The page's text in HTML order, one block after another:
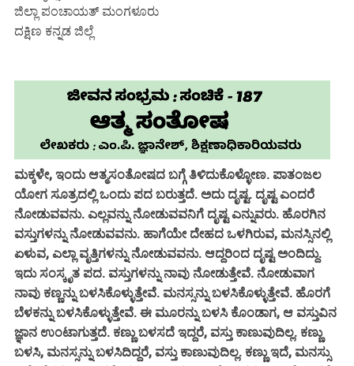
ಜಿಲ್ಲಾ ಪಂಚಾಯತ್ ಮಂಗಳೂರು
ದಕ್ಷಿಣ ಕನ್ನಡ ಜಿಲ್ಲೆ
ಮಕ್ಕಳೇ, ಇಂದು ಆತ್ಮಸಂತೋಷದ ಬಗ್ಗೆ ತಿಳಿದುಕೊಳ್ಳೋಣ. ಪಾತಂಜಲ
ಯೋಗ ಸೂತ್ರದಲ್ಲಿ ಒಂದು ಪದ ಬರುತ್ತದೆ. ಅದು ದೃಷ್ಟ. ದೃಷ್ಟ ಎಂದರೆ
ನೋಡುವವನು. ಎಲ್ಲವನ್ನು ನೋಡುವವನಿಗೆ ದೃಷ್ಟ ಎನ್ನುವರು. ಹೊರಗಿನ
ವಸ್ತುಗಳನ್ನು ನೋಡುವವನು. ಹಾಗೆಯೇ ದೇಹದ ಒಳಗಿರುವ, ಮನಸ್ಸಿನಲ್ಲಿ
ಏಳುವ, ಎಲ್ಲಾ ವೃತ್ತಿಗಳನ್ನು ನೋಡುವವನು. ಆದ್ದರಿಂದ ದೃಷ್ಟ ಅಂದಿದ್ದು.
ಇದು ಸಂಸ್ಕೃತ ಪದ. ವಸ್ತುಗಳನ್ನು ನಾವು ನೋಡುತ್ತೇವೆ. ನೋಡುವಾಗ
ನಾವು ಕಣ್ಣನ್ನು ಬಳಸಿಕೊಳ್ಳುತ್ತೇವೆ. ಮನಸ್ಸನ್ನು ಬಳಸಿಕೊಳ್ಳುತ್ತೇವೆ. ಹೊರಗೆ
ಬೆಳಕನ್ನು ಬಳಸಿಕೊಳ್ಳುತ್ತೇವೆ. ಈ ಮೂರನ್ನು ಬಳಸಿ ಕೊಂಡಾಗ, ಆ ವಸ್ತುವಿನ
ಜ್ಞಾನ ಉಂಟಾಗುತ್ತದೆ. ಕಣ್ಣು ಬಳಸದೆ ಇದ್ದರೆ, ವಸ್ತು ಕಾಣುವುದಿಲ್ಲ. ಕಣ್ಣು
ಬಳಸಿ, ಮನಸ್ಸನ್ನು ಬಳಸಿದಿದ್ದರೆ, ವಸ್ತು ಕಾಣುವುದಿಲ್ಲ. ಕಣ್ಣು ಇದೆ, ಮನಸ್ಸು